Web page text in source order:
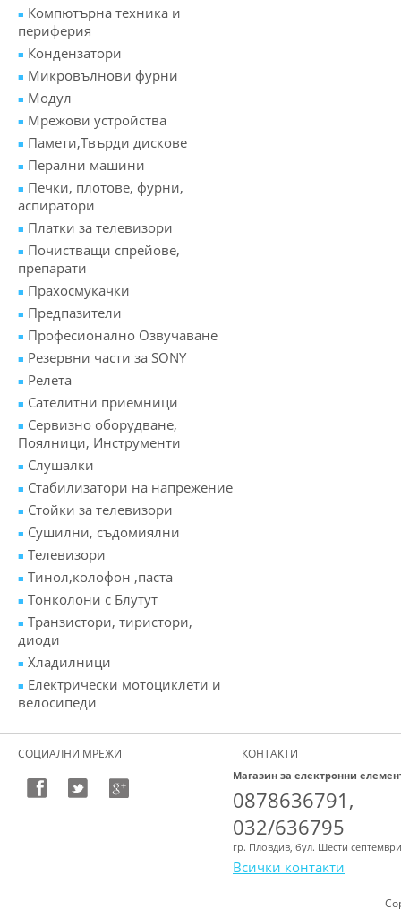
Компютърна техника и
периферия
Кондензатори
Микровълнови фурни
Модул
Мрежови устройства
Памети,Твърди дискове
Перални машини
Печки, плотове, фурни,
аспиратори
Платки за телевизори
Почистващи спрейове,
препарати
Прахосмукачки
Предпазители
Професионално Озвучаване
Резервни части за SONY
Релета
Сателитни приемници
Сервизно оборудване,
Поялници, Инструменти
Слушалки
Стабилизатори на напрежение
Стойки за телевизори
Сушилни, съдомиялни
Телевизори
Тинол,колофон ,паста
Тонколони с Блутут
Транзистори, тиристори,
диоди
Хладилници
Електрически мотоциклети и
велосипеди
СОЦИАЛНИ МРЕЖИ КОНТАКТИ
Магазин за електронни
0878636791,
032/636795
гр. Пловдив, бул. Шести
Всички контакти